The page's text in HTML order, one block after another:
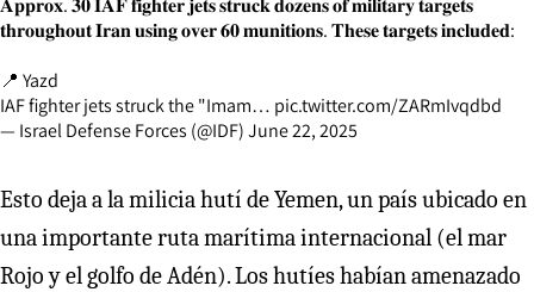
𝐀𝐩𝐩𝐫𝐨𝐱. 𝟑𝟎 𝐈𝐀𝐅 𝐟𝐢𝐠𝐡𝐭𝐞𝐫 𝐣𝐞𝐭𝐬 𝐬𝐭𝐫𝐮𝐜𝐤 𝐝𝐨𝐳𝐞𝐧𝐬 𝐨𝐟 𝐦𝐢𝐥𝐢𝐭𝐚𝐫𝐲 𝐭𝐚𝐫𝐠𝐞𝐭𝐬
𝐭𝐡𝐫𝐨𝐮𝐠𝐡𝐨𝐮𝐭 𝐈𝐫𝐚𝐧 𝐮𝐬𝐢𝐧𝐠 𝐨𝐯𝐞𝐫 𝟔𝟎 𝐦𝐮𝐧𝐢𝐭𝐢𝐨𝐧𝐬. 𝐓𝐡𝐞𝐬𝐞 𝐭𝐚𝐫𝐠𝐞𝐭𝐬 𝐢𝐧𝐜𝐥𝐮𝐝𝐞𝐝:
📍 Yazd
IAF fighter jets struck the "Imam… pic.twitter.com/ZARmIvqdbd
— Israel Defense Forces (@IDF)June 22, 2025
Esto deja a la milicia hutí de Yemen, un país ubicado en
una importante ruta marítima internacional (el mar
Rojo y el golfo de Adén). Los hutíes habían amenazado